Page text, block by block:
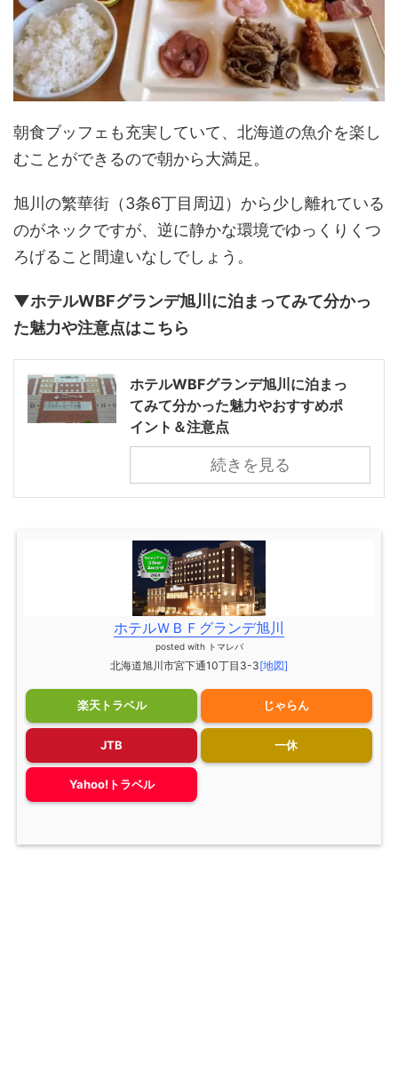
朝食ブッフェも充実していて、北海道の魚介を楽し
むことができるので朝から大満足。
旭川の繁華街（3条6丁目周辺）から少し離れている
のがネックですが、逆に静かな環境でゆっくりくつ
ろげること間違いなしでしょう。
▼ホテルWBFグランデ旭川に泊まってみて分かっ
た魅力や注意点はこちら
ホテルWBFグランデ旭川に泊まっ
てみて分かった魅力やおすすめポ
イント＆注意点
続きを見る
ホテルＷＢＦグランデ旭川
posted with トマレバ
北海道旭川市宮下通10丁目3-3[地図]
楽天トラベル じゃらん
JTB 一休
Yahoo!トラベル